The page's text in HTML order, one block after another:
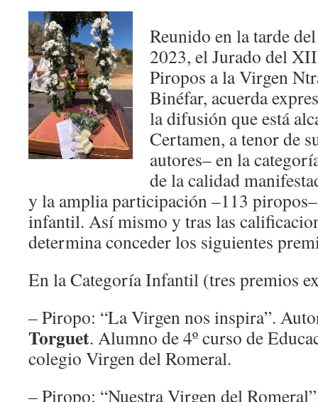
Reunido en la tarde
2023, el Jurado del
Piropos a la Virgen
Binéfar, acuerda
la difusión que está
Certamen, a tenor de
autores– en la
de la calidad
y la amplia participación –113
infantil. Así mismo y tras las
determina conceder los siguientes
En la Categoría Infantil (tres premios
– Piropo: “La Virgen nos inspira”.
Torguet. Alumno de 4º curso de
colegio Virgen del Romeral.
– Piropo: “Nuestra Virgen del